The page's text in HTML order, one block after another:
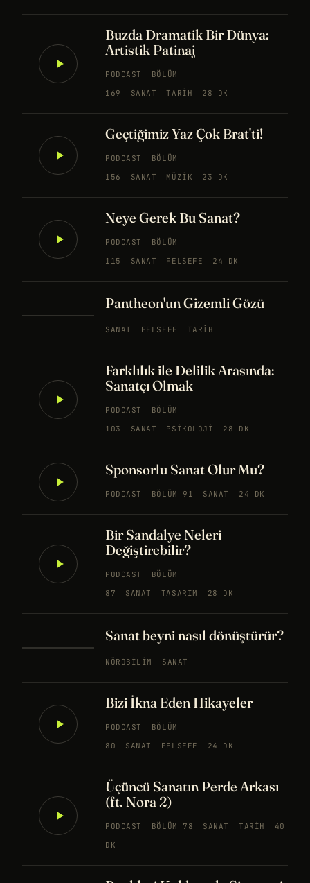
Buzda Dramatik Bir Dünya:
Artistik Patinaj
PODCAST
BÖLÜM
169
SANAT TARIH 28 DK
Geçtiğimiz Yaz Çok Brat'ti!
PODCAST
BÖLÜM
156
SANAT MÜZIK 23 DK
Neye Gerek Bu Sanat?
PODCAST
BÖLÜM
115
SANAT FELSEFE 24 DK
Pantheon'un Gizemli Gözü
SANAT FELSEFE TARIH
Farklılık ile Delilik Arasında:
Sanatçı Olmak
PODCAST
BÖLÜM
103
SANAT PSIKOLOJI 28 DK
Sponsorlu Sanat Olur Mu?
PODCAST BÖLÜM 91 SANAT 24 DK
Bir Sandalye Neleri
Değiştirebilir?
PODCAST
BÖLÜM
87
SANAT TASARIM 28 DK
Sanat beyni nasıl dönüştürür?
NÖROBILIM SANAT
Bizi İkna Eden Hikayeler
PODCAST
BÖLÜM
80
SANAT FELSEFE 24 DK
Üçüncü Sanatın Perde Arkası
(ft. Nora 2)
PODCAST BÖLÜM 78 SANAT TARIH
40
DK